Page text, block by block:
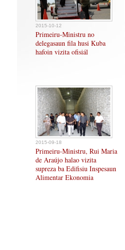
2015-10-12
Primeiru-Ministru no
delegasaun fila husi Kuba
hafoin vizita ofisiál
2015-09-18
Primeiru-Ministru, Rui Maria
de Araújo halao vizita
supreza ba Edifisiu Inspesaun
Alimentar Ekonomia